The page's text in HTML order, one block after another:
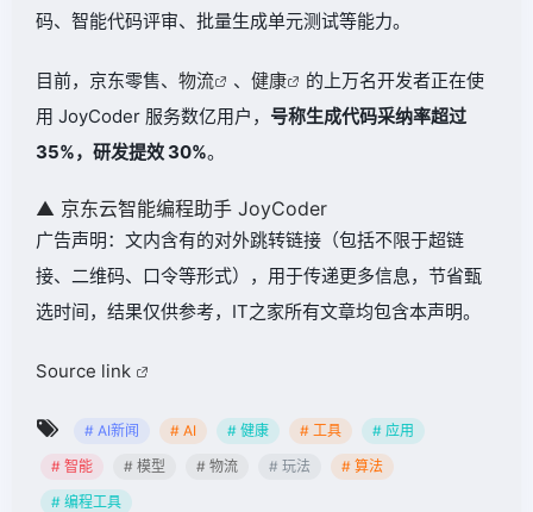
码、智能代码评审、批量生成单元测试等能力。
目前，京东零售、 物流 、 健康
的上万名开发者正在使
用 JoyCoder 服务数亿用户， 号称生成代码采纳率超过
35%，研发提效 30%。
▲ 京东云智能编程助手 JoyCoder
广告声明：文内含有的对外跳转链接（包括不限于超链
接、二维码、口令等形式），用于传递更多信息，节省甄
选时间，结果仅供参考，IT之家所有文章均包含本声明。
Source link
# AI新闻 # AI # 健康 # 工具
# 应用
# 智能
# 模型 # 物流 # 玩法
# 算法
# 编程工具